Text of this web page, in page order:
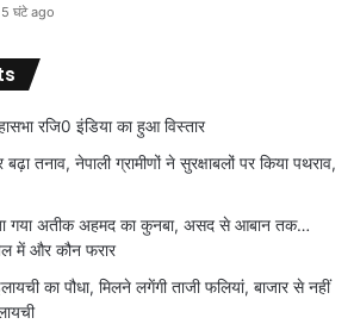
5 घंटे ago
रजि0 इंडिया का हुआ विस्तार
तनाव, नेपाली ग्रामीणों ने सुरक्षाबलों पर किया पथराव,
गया अतीक अहमद का कुनबा, असद से आबान तक…
में और कौन फरार
का पौधा, मिलने लगेंगी ताजी फलियां, बाजार से नहीं